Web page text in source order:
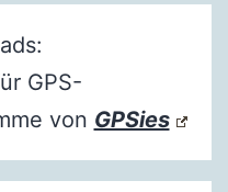
GPS-
von GPSies